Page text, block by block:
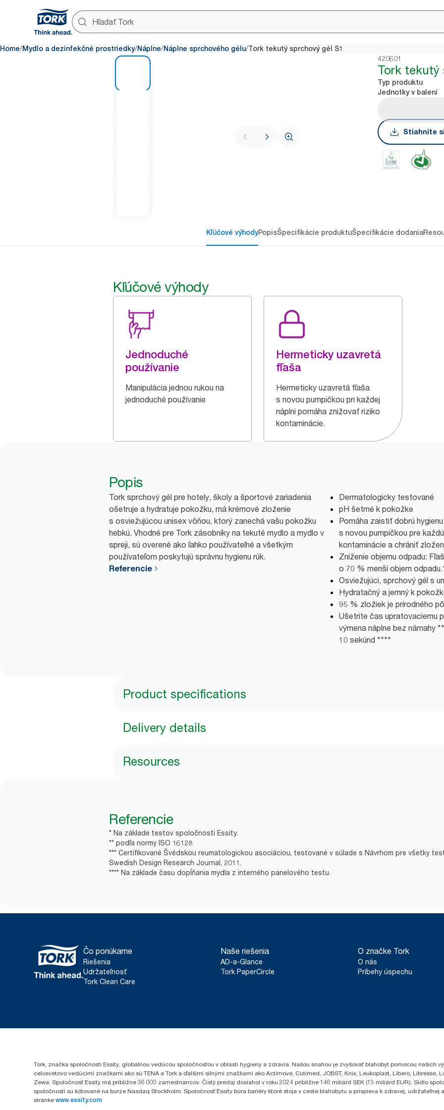
Home/Mydlo a dezinfekčné prostriedky/Náplne/Náplne sprchového gélu/Tork tekutý sprchový gél S1
420601
Tork tekutý
Typ produktu
Jednotky v balení
Stiahnite
Kľúčové výhodyPopisŠpecifikácie produktuŠpecifikácie dodania
Kľúčové výhody
Jednoduché
používanie
Manipulácia jednou rukou na
jednoduché používanie
Hermeticky uzavretá
fľaša
Hermeticky uzavretá fľaša
s novou pumpičkou pri každej
náplni pomáha znižovať riziko
kontaminácie.
Popis
Tork sprchový gél pre hotely, školy a športové zariadenia
ošetruje a hydratuje pokožku, má krémové zloženie
s osviežujúcou unisex vôňou, ktorý zanechá vašu pokožku
hebkú. Vhodné pre Tork zásobníky na tekuté mydlo a mydlo v
spreji, sú overené ako ľahko používateľné a všetkým
používateľom poskytujú správnu hygienu rúk.
Referencie
Dermatologicky testované
pH šetrné k pokožke
Pomáha zaistiť dobrú
s novou pumpičkou pre
kontaminácie a chrániť
Zníženie objemu odpadu:
o 70 % menší objem
Osviežujúci, sprchový gél s
Hydratačný a jemný k
95 % zložiek je prírodného
Ušetrite čas upratovaciemu
výmena náplne bez námahy
10 sekúnd ****
Product specifications
Delivery details
Resources
Referencie
* Na základe testov spoločnosti Essity.
** podľa normy ISO 16128
*** Certifikované Švédskou reumatologickou asociáciou, testované v súlade s Návrhom pre všetky
Swedish Design Research Journal, 2011.
**** Na základe času dopĺňania mydla z interného panelového testu.
Čo ponúkame
Riešenia
Udržateľnosť
Tork Clean Care
Naše riešenia
AD-a-Glance
Tork PaperCircle
O značke Tork
O nás
Príbehy úspechu
Tork, značka spoločnosti Essity, globálnou vedúcou spoločnosťou v oblasti hygieny a zdravia. Našou snahou je zvyšovať blahobyt pomocou našich
celosvetovo vedúcimi značkami ako sú TENA a Tork a ďalšími silnými značkami ako Actimove, Cutimed, JOBST, Knix, Leukoplast, Libero, Libresse,
Zewa. Spoločnosť Essity má približne 36 000 zamestnancov. Čistý predaj dosiahol v roku 2024 približne 146 miliárd SEK (13 miliárd EUR). Sídlo
spoločnosti sú kótované na burze Nasdaq Stockholm. Spoločnosť Essity búra bariéry ktoré stoja v ceste blahobytu a prispieva k zdravej,
stránke www.essity.com